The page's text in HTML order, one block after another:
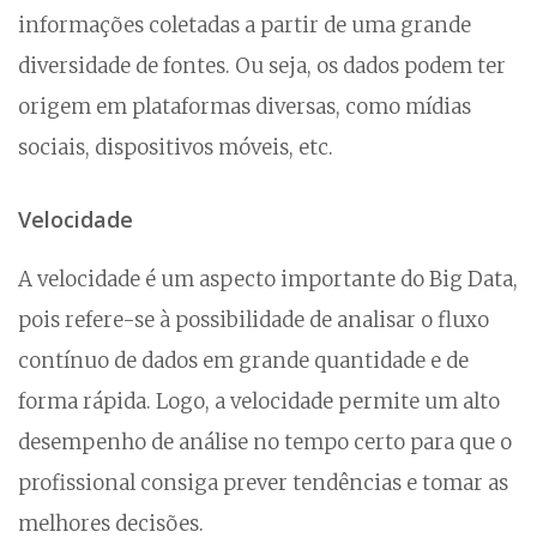
informações coletadas a partir de uma grande
diversidade de fontes. Ou seja, os dados podem ter
origem em plataformas diversas, como mídias
sociais, dispositivos móveis, etc.
Velocidade
A velocidade é um aspecto importante do Big Data,
pois refere-se à possibilidade de analisar o fluxo
contínuo de dados em grande quantidade e de
forma rápida. Logo, a velocidade permite um alto
desempenho de análise no tempo certo para que o
profissional consiga prever tendências e tomar as
melhores decisões.